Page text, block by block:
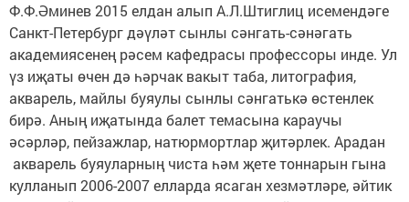
Ф.Ф.Әминев 2015 елдан алып А.Л.Штиглиц исемендәге
Санкт-Петербург дәүләт сынлы сәнгать-сәнәгать
академиясенең рәсем кафедрасы профессоры инде. Ул
үз иҗаты өчен дә һәрчак вакыт таба, литография,
акварель, майлы буяулы сынлы сәнгатькә өстенлек
бирә. Аның иҗатында балет темасына караучы
әсәрләр, пейзажлар, натюрмортлар җитәрлек. Арадан
акварель буяуларның чиста һәм җете тоннарын гына
кулланып 2006-2007 елларда ясаган хезмәтләре, әйтик